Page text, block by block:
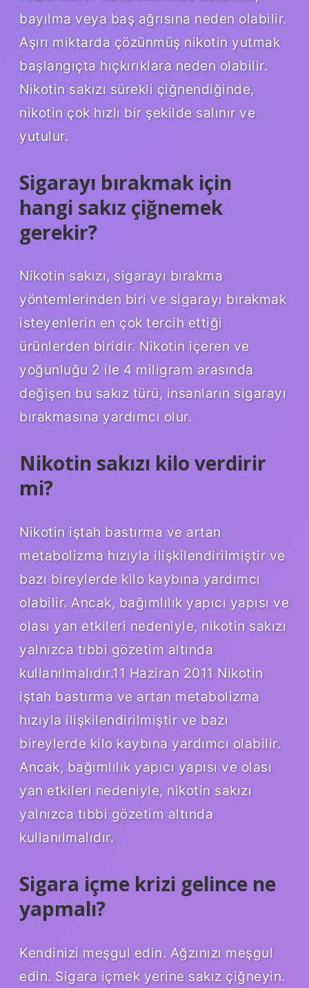
bayılma veya baş ağrısına neden olabilir.
Aşırı miktarda çözünmüş nikotin yutmak
başlangıçta hıçkırıklara neden olabilir.
Nikotin sakızı sürekli çiğnendiğinde,
nikotin çok hızlı bir şekilde salınır ve
yutulur.
Sigarayı bırakmak için
hangi sakız çiğnemek
gerekir?
Nikotin sakızı, sigarayı bırakma
yöntemlerinden biri ve sigarayı bırakmak
isteyenlerin en çok tercih ettiği
ürünlerden biridir. Nikotin içeren ve
yoğunluğu 2 ile 4 miligram arasında
değişen bu sakız türü, insanların sigarayı
bırakmasına yardımcı olur.
Nikotin sakızı kilo verdirir
mi?
Nikotin iştah bastırma ve artan
metabolizma hızıyla ilişkilendirilmiştir ve
bazı bireylerde kilo kaybına yardımcı
olabilir. Ancak, bağımlılık yapıcı yapısı ve
olası yan etkileri nedeniyle, nikotin sakızı
yalnızca tıbbi gözetim altında
kullanılmalıdır.11 Haziran 2011 Nikotin
iştah bastırma ve artan metabolizma
hızıyla ilişkilendirilmiştir ve bazı
bireylerde kilo kaybına yardımcı olabilir.
Ancak, bağımlılık yapıcı yapısı ve olası
yan etkileri nedeniyle, nikotin sakızı
yalnızca tıbbi gözetim altında
kullanılmalıdır.
Sigara içme krizi gelince ne
yapmalı?
Kendinizi meşgul edin. Ağzınızı meşgul
edin. Sigara içmek yerine sakız çiğneyin.